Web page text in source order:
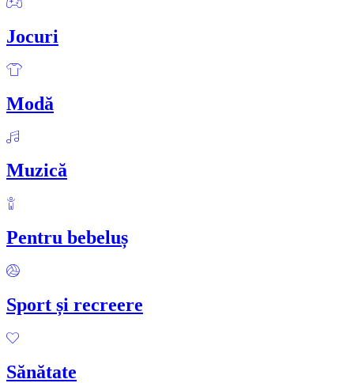
Jocuri
Modă
Muzică
Pentru bebeluș
Sport și recreere
Sănătate